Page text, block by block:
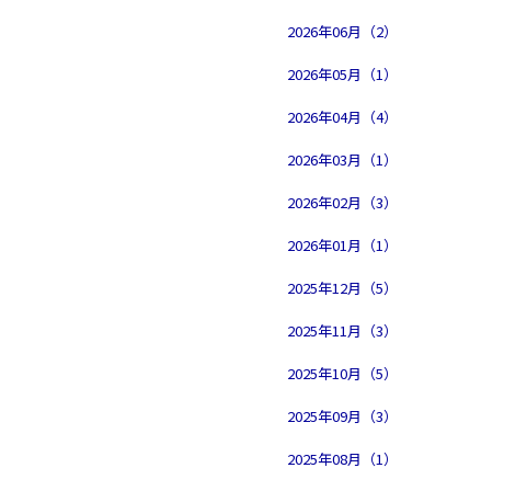
2026年06月（2）
2026年05月（1）
2026年04月（4）
2026年03月（1）
2026年02月（3）
2026年01月（1）
2025年12月（5）
2025年11月（3）
2025年10月（5）
2025年09月（3）
2025年08月（1）